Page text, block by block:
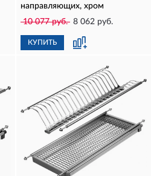
направляющих, хром
10 077 руб. 8 062 руб.
КУПИТЬ